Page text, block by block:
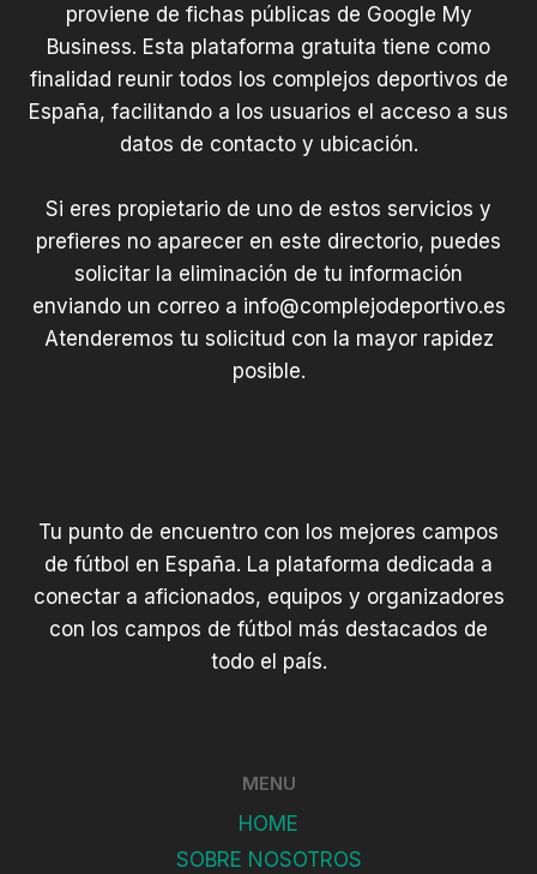
proviene de fichas públicas de Google My
Business. Esta plataforma gratuita tiene como
finalidad reunir todos los complejos deportivos de
España, facilitando a los usuarios el acceso a sus
datos de contacto y ubicación.
Si eres propietario de uno de estos servicios y
prefieres no aparecer en este directorio, puedes
solicitar la eliminación de tu información
enviando un correo a info@complejodeportivo.es
Atenderemos tu solicitud con la mayor rapidez
posible.
Tu punto de encuentro con los mejores campos
de fútbol en España. La plataforma dedicada a
conectar a aficionados, equipos y organizadores
con los campos de fútbol más destacados de
todo el país.
MENU
HOME
SOBRE NOSOTROS